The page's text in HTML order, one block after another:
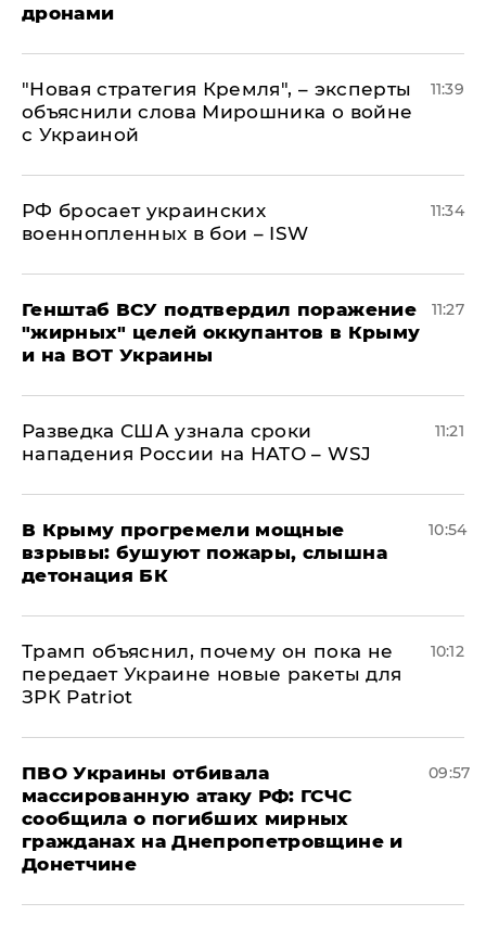
дронами
"Новая стратегия Кремля", – эксперты
объяснили слова Мирошника о войне
с Украиной
11:39
РФ бросает украинских
военнопленных в бои – ISW
11:34
Генштаб ВСУ подтвердил поражение
"жирных" целей оккупантов в Крыму
и на ВОТ Украины
11:27
Разведка США узнала сроки
нападения России на НАТО – WSJ
11:21
В Крыму прогремели мощные
взрывы: бушуют пожары, слышна
детонация БК
10:54
Трамп объяснил, почему он пока не
передает Украине новые ракеты для
ЗРК Patriot
10:12
ПВО Украины отбивала
массированную атаку РФ: ГСЧС
сообщила о погибших мирных
гражданах на Днепропетровщине и
Донетчине
09:57